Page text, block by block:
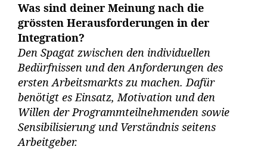
Was sind deiner Meinung nach die
grössten Herausforderungen in der
Integration?
Den Spagat zwischen den individuellen
Bedürfnissen und den Anforderungen des
ersten Arbeitsmarkts zu machen. Dafür
benötigt es Einsatz, Motivation und den
Willen der Programmteilnehmenden sowie
Sensibilisierung und Verständnis seitens
Arbeitgeber.